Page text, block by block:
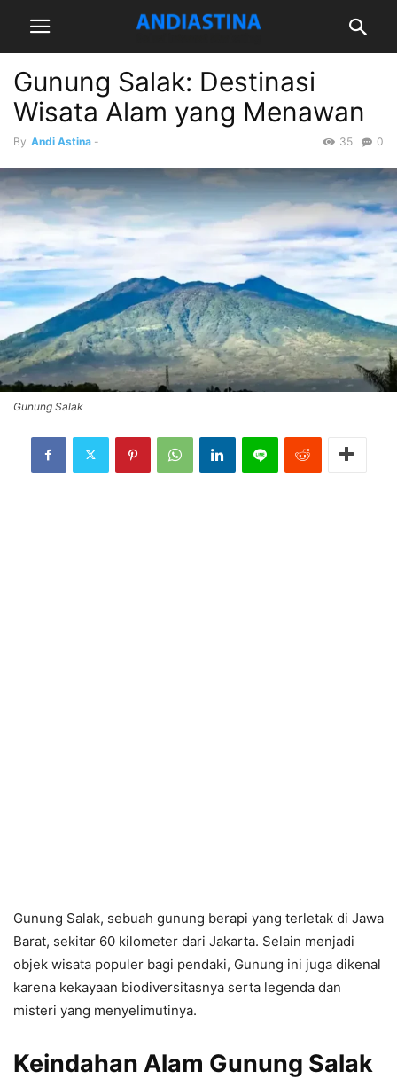
Gunung Salak: Destinasi
Wisata Alam yang Menawan
By Andi Astina - 0
35
Gunung Salak
Gunung Salak, sebuah gunung berapi yang terletak di Jawa
Barat, sekitar 60 kilometer dari Jakarta. Selain menjadi
objek wisata populer bagi pendaki, Gunung ini juga dikenal
karena kekayaan biodiversitasnya serta legenda dan
misteri yang menyelimutinya.
Keindahan Alam Gunung Salak